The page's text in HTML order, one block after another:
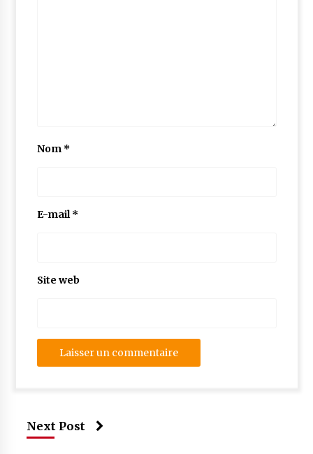
Nom *
E-mail*
Site web
Next Post